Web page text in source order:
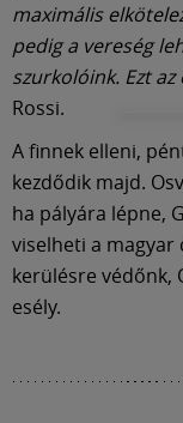
maximális
pedig a vereség
szurkolóink. Ezt
Rossi.
A finnek elleni,
kezdődik majd.
ha pályára lépne,
viselheti a magyar
kerülésre védőnk,
esély.